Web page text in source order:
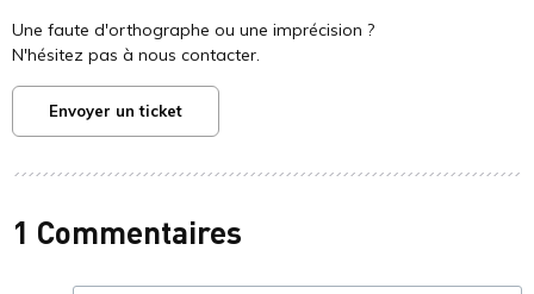
Une faute d'orthographe ou une imprécision ?
N'hésitez pas à nous contacter.
Envoyer un ticket
1 Commentaires